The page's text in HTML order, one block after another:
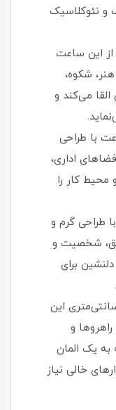
و نئوکلاسیک
این ساعت
شکوه،
القا می‌کند و
با طراحی
اداری،
کار را
طراحی گرم و
شخصیت و
برای
و فضاهای بزرگ: قطر ۷۰ سانتی‌متری این
و
یک المان
خالی نیاز